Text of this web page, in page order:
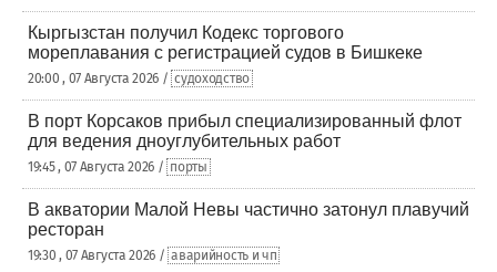
Кыргызстан получил Кодекс торгового
мореплавания с регистрацией судов в Бишкеке
20:00 , 07 Августа 2026 / судоходство
В порт Корсаков прибыл специализированный флот
для ведения дноуглубительных работ
19:45 , 07 Августа 2026 / порты
В акватории Малой Невы частично затонул плавучий
ресторан
19:30 , 07 Августа 2026 / аварийность и чп